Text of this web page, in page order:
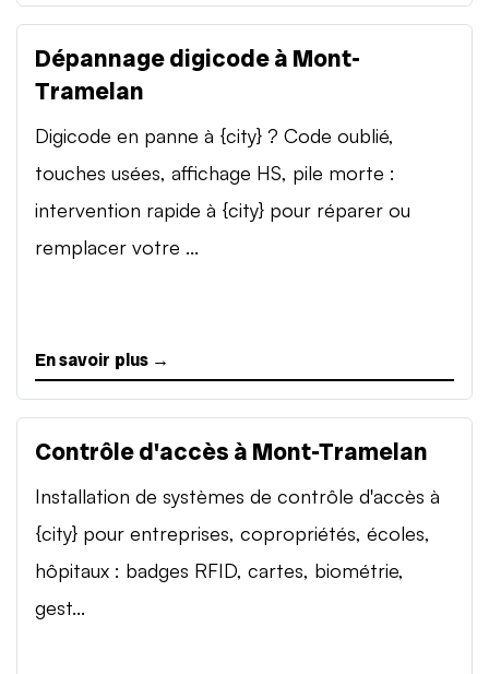
Dépannage digicode à Mont-
Tramelan
Digicode en panne à {city} ? Code oublié,
touches usées, affichage HS, pile morte :
intervention rapide à {city} pour réparer ou
remplacer votre ...
En savoir plus →
Contrôle d'accès à Mont-Tramelan
Installation de systèmes de contrôle d'accès à
{city} pour entreprises, copropriétés, écoles,
hôpitaux : badges RFID, cartes, biométrie,
gest...